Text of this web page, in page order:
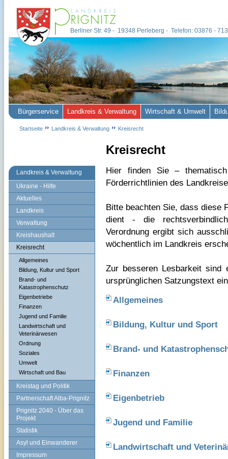
Landkreis & Verwaltung
Ukraine - Hilfe
Aktuelles
Landkreis
Verwaltung
Kreishaushalt
Kreisrecht
Allgemeines
Bildung, Kultur und Sport
Brand- und
Katastrophenschutz
Eigenbetriebe
Finanzen
Jugend und Familie
Landwirtschaft und
Veterinärwesen
Ordnung
Soziales
Umwelt
Wirtschaft und Bau
Kreistag und Politik
Partnerschaft Alba-Prignitz
Prignitz 2040 - Über das
Projekt
Statistik
Asyl und Einwanderer
Impressum
Kreisrecht
Hier finden Sie –
Förderrichtlinien des
Bitte beachten Sie, dass diese
dient - die
Verordnung ergibt sich
wöchentlich im Landkreis
Zur besseren Lesbarkeit sind
ursprünglichen Satzungstext
Allgemeines
Bildung, Kultur und Sport
Brand- und
Finanzen
Eigenbetrieb
Jugend und Familie
Landwirtschaft und
Berliner Str. 49 - 19348 Perleberg - Telefon: 03876 -
Bürgerservice Landkreis & Verwaltung Wirtschaft & Umwelt
Startseite Landkreis & Verwaltung Kreisrecht